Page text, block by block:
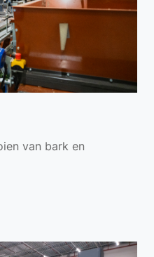
van bark en